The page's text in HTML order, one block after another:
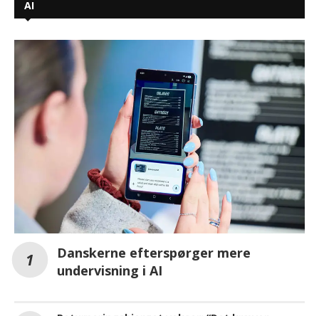
AI
Danskerne efterspørger mere
undervisning i AI